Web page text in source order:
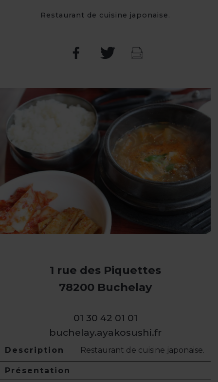
Restaurant de cuisine japonaise.
1 rue des Piquettes
78200 Buchelay
01 30 42 01 01
buchelay.ayakosushi.fr
Description Restaurant de cuisine japonaise.
Présentation